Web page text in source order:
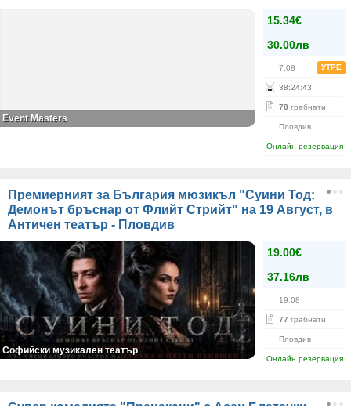
15.34€
30.00лв
7.08 УТРЕ
38:24:43
78 грабнати
Пловдив
Онлайн резервация
Event Masters
Премиерният за България мюзикъл "Суини Тод:
Демонът бръснар от Флийт Стрийт" на 19 Август, в
Античен театър - Пловдив
19.00€
37.16лв
19.08
77 грабнати
Пловдив
Онлайн резервация
Софийски музикален театър